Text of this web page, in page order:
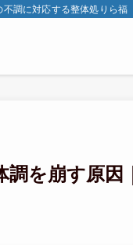
調に対応する整体処りら福
調を崩す原